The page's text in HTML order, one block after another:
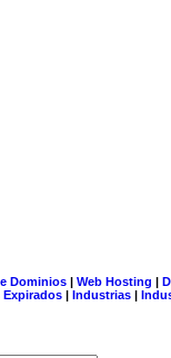
Dominios| Web Hosting |
| Industrias |